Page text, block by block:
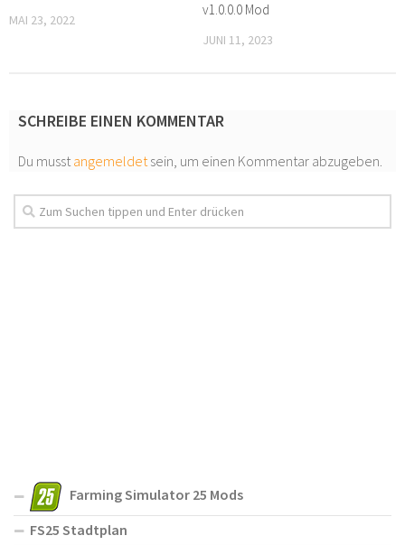
MAI 23, 2022
v1.0.0.0 Mod
JUNI 11, 2023
SCHREIBE EINEN KOMMENTAR
Du musstangemeldetsein, um einen Kommentar abzugeben.
Farming Simulator 25 Mods
FS25 Stadtplan